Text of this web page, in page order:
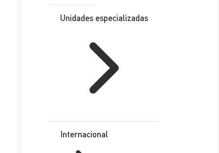
Unidades especializadas
Internacional
participaciones concedidas a los
trabajadores de empresas
3. Regla especial de imputación
temporal para rendimientos del
trabajo en especie derivados de la
entrega de acciones o
participaciones de una empresa
fondos vinculados al